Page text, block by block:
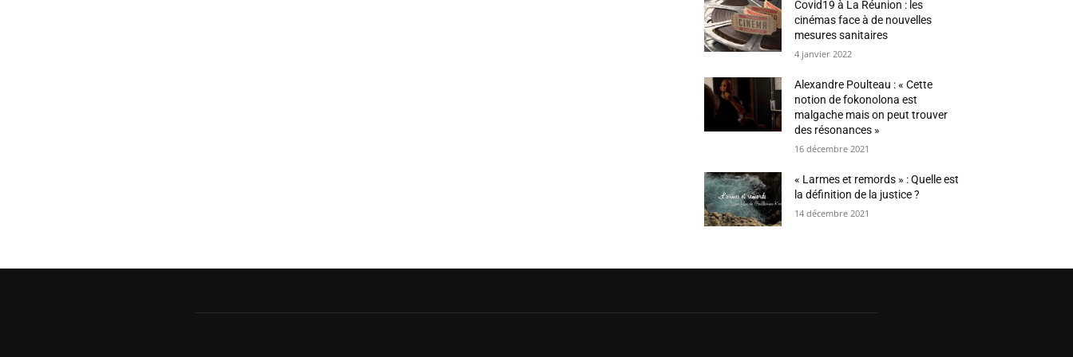
Covid19 à La Réunion : les
cinémas face à de nouvelles
mesures sanitaires
4 janvier 2022
Alexandre Poulteau : « Cette
notion de fokonolona est
malgache mais on peut trouver
des résonances »
16 décembre 2021
« Larmes et remords » : Quelle est
la définition de la justice ?
14 décembre 2021